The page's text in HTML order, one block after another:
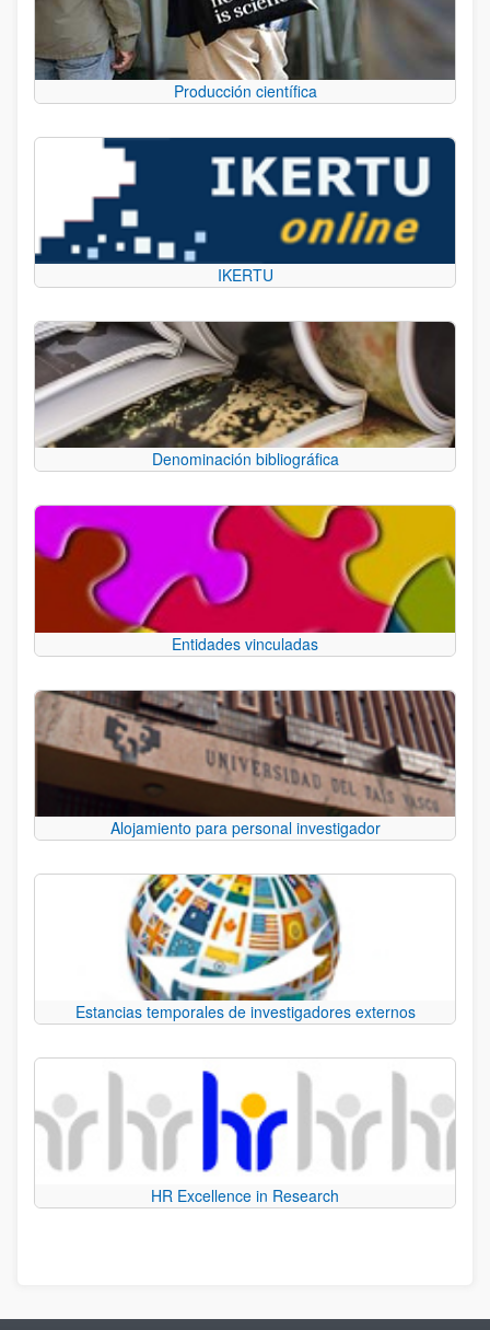
Producción científica
IKERTU
Denominación bibliográfica
Entidades vinculadas
Alojamiento para personal investigador
Estancias temporales de investigadores externos
HR Excellence in Research